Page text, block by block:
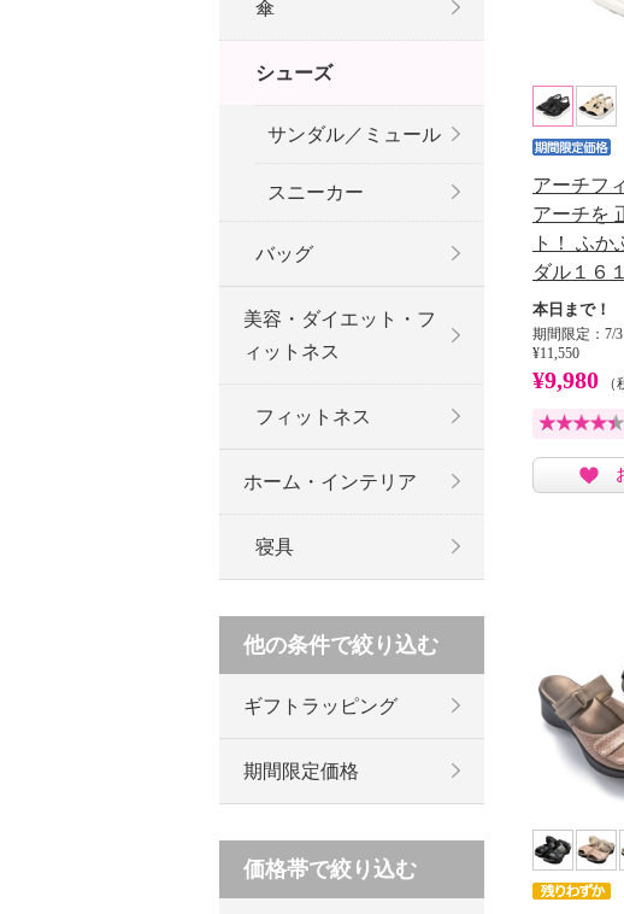
アーチフ
アーチを
ト！ ふ
ダル１６１
本日まで！
期間限定：7/
¥11,550
¥9,980 （
傘
シューズ
サンダル／ミュール
スニーカー
バッグ
美容・ダイエット・フ
ィットネス
フィットネス
ホーム・インテリア
寝具
他の条件で絞り込む
ギフトラッピング
期間限定価格
価格帯で絞り込む